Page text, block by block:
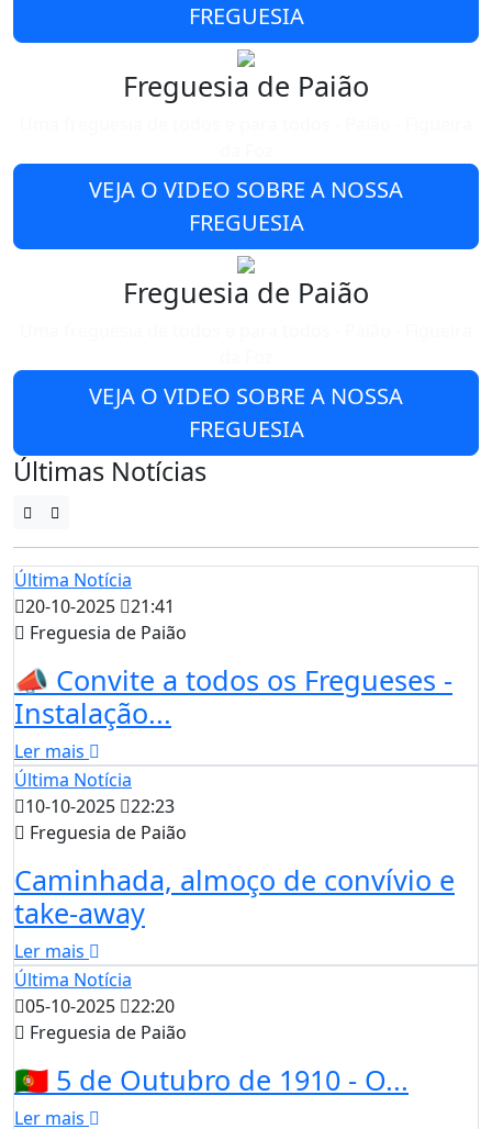
FREGUESIA
Freguesia de Paião
VEJA O VIDEO SOBRE A NOSSA
FREGUESIA
Freguesia de Paião
VEJA O VIDEO SOBRE A NOSSA
FREGUESIA
Últimas Notícias
Última Notícia
20-10-2025
21:41
Freguesia de Paião
📣 Convite a todos os Fregueses -
Instalação...
Ler mais
Última Notícia
10-10-2025
22:23
Freguesia de Paião
Caminhada, almoço de convívio e
take-away
Ler mais
Última Notícia
05-10-2025
22:20
Freguesia de Paião
🇵🇹 5 de Outubro de 1910 - O...
Ler mais